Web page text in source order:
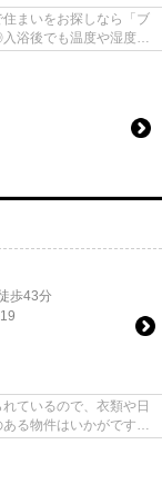
まいをお探しなら「ブ
浴後でも温度や湿度に
歩43分
ているので、衣類や日
る物件はいかがですか